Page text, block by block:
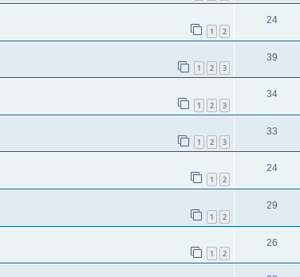
1 2
24
1 2 3
39
1 2 3
34
1 2 3
33
1 2
24
1 2
29
1 2
26